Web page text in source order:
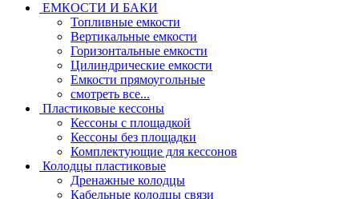
ЕМКОСТИ И БАКИ
Топливные емкости
Вертикальные емкости
Горизонтальные емкости
Цилиндрические емкости
Емкости прямоугольные
смотреть все...
Пластиковые кессоны
Кессоны с площадкой
Кессоны без площадки
Комплектующие для кессонов
Колодцы пластиковые
Дренажные колодцы
Кабельные колодцы связи